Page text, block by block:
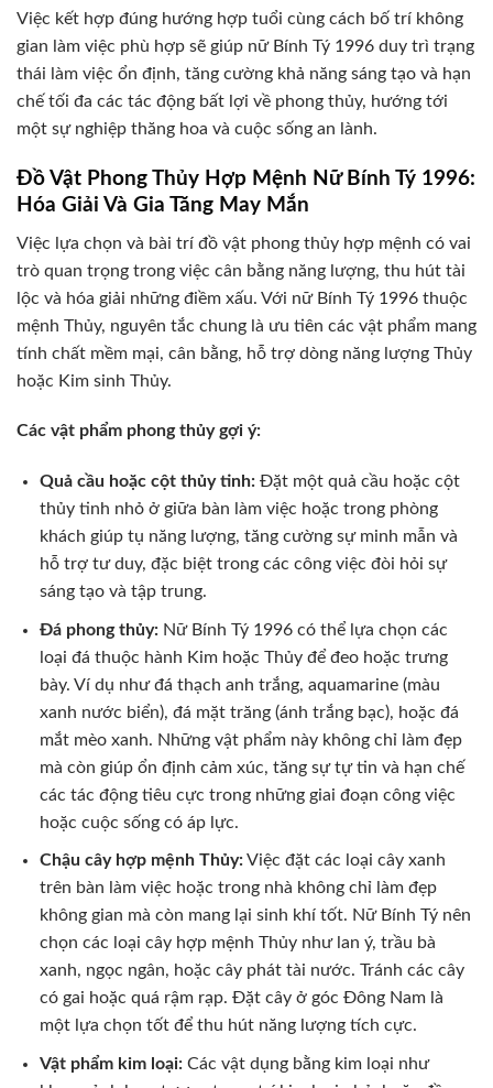
Việc kết hợp đúng hướng hợp tuổi cùng cách bố trí không
gian làm việc phù hợp sẽ giúp nữ Bính Tý 1996 duy trì trạng
thái làm việc ổn định, tăng cường khả năng sáng tạo và hạn
chế tối đa các tác động bất lợi về phong thủy, hướng tới
một sự nghiệp thăng hoa và cuộc sống an lành.
Đồ Vật Phong Thủy Hợp Mệnh Nữ Bính Tý 1996:
Hóa Giải Và Gia Tăng May Mắn
Việc lựa chọn và bài trí đồ vật phong thủy hợp mệnh có vai
trò quan trọng trong việc cân bằng năng lượng, thu hút tài
lộc và hóa giải những điềm xấu. Với nữ Bính Tý 1996 thuộc
mệnh Thủy, nguyên tắc chung là ưu tiên các vật phẩm mang
tính chất mềm mại, cân bằng, hỗ trợ dòng năng lượng Thủy
hoặc Kim sinh Thủy.
Các vật phẩm phong thủy gợi ý:
Quả cầu hoặc cột thủy tinh:Đặt một quả cầu hoặc cột
thủy tinh nhỏ ở giữa bàn làm việc hoặc trong phòng
khách giúp tụ năng lượng, tăng cường sự minh mẫn và
hỗ trợ tư duy, đặc biệt trong các công việc đòi hỏi sự
sáng tạo và tập trung.
Đá phong thủy:Nữ Bính Tý 1996 có thể lựa chọn các
loại đá thuộc hành Kim hoặc Thủy để đeo hoặc trưng
bày. Ví dụ như đá thạch anh trắng, aquamarine (màu
xanh nước biển), đá mặt trăng (ánh trắng bạc), hoặc đá
mắt mèo xanh. Những vật phẩm này không chỉ làm đẹp
mà còn giúp ổn định cảm xúc, tăng sự tự tin và hạn chế
các tác động tiêu cực trong những giai đoạn công việc
hoặc cuộc sống có áp lực.
Chậu cây hợp mệnh Thủy:Việc đặt các loại cây xanh
trên bàn làm việc hoặc trong nhà không chỉ làm đẹp
không gian mà còn mang lại sinh khí tốt. Nữ Bính Tý nên
chọn các loại cây hợp mệnh Thủy như lan ý, trầu bà
xanh, ngọc ngân, hoặc cây phát tài nước. Tránh các cây
có gai hoặc quá rậm rạp. Đặt cây ở góc Đông Nam là
một lựa chọn tốt để thu hút năng lượng tích cực.
Vật phẩm kim loại:Các vật dụng bằng kim loại như